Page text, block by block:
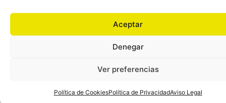
Aceptar
Denegar
Ver preferencias
Política de CookiesPolítica de PrivacidadAviso Legal